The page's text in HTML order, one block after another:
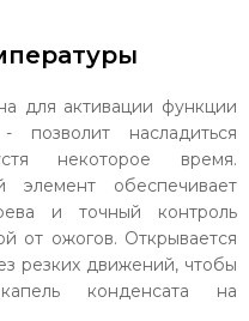
для активации функции
насладиться
некоторое время.
элемент обеспечивает
и точный контроль
от ожогов. Открывается
резких движений, чтобы
конденсата на